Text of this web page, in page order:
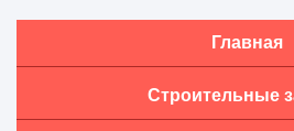
Главная
Строительные